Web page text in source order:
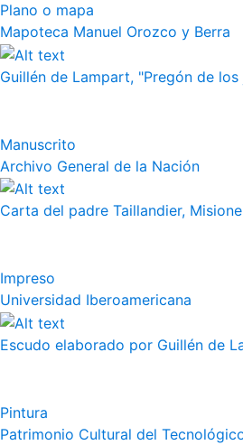
Plano o mapa
Mapoteca Manuel Orozco y Berra
Guillén de Lampart, "Pregón de
Manuscrito
Archivo General de la Nación
Carta del padre Taillandier,
Impreso
Universidad Iberoamericana
Escudo elaborado por Guillén de
Pintura
Patrimonio Cultural del